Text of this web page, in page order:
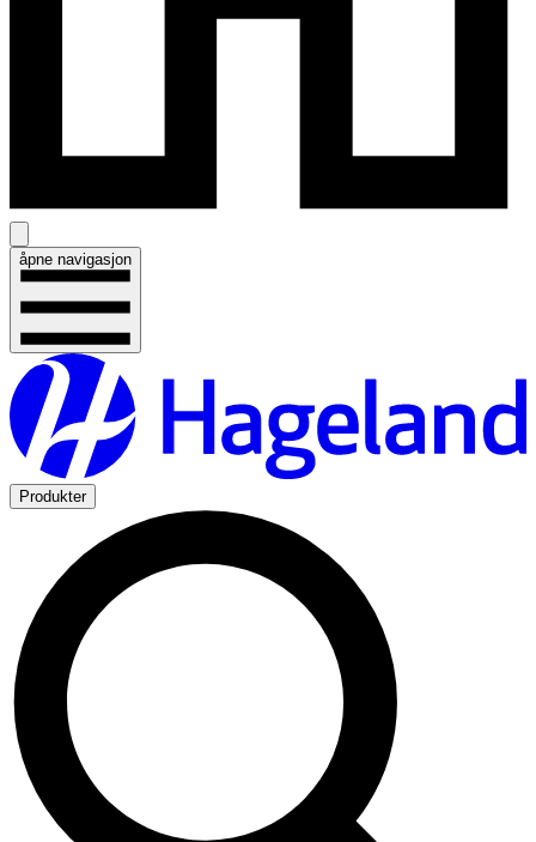
åpne navigasjon
Produkter